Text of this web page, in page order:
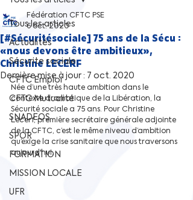
Tous les articles
Actualités
Sécurite sociale
CFTC Emploi
CFTC Mutualité
SNADEOS
SPOR
FORMATION
MISSION LOCALE
UFR
[#Sécuritésociale] 75 ans de la Sécu :
«nous devons être ambitieux»,
Christine LECERF
Fédération CFTC PSE
6 oct. 2020
Dernière mise à jour : 7 oct. 2020
Née d’une très haute ambition dans le
contexte dramatique de la Libération, la
Sécurité sociale a 75 ans. Pour Christine
Lecerf, première secrétaire générale adjointe
de la CFTC, c’est le même niveau d’ambition
qu’exige la crise sanitaire que nous traversons
aujourd’hui.